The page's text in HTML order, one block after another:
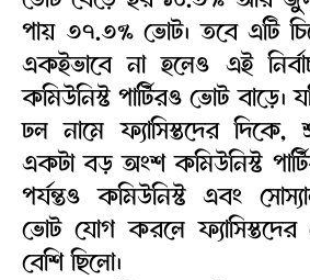
পায় ৩৭.৩% ভোট। তবে এটি
একইভাবে না হলেও এই
কমিউনিস্ট পার্টিরও ভোট বাড়ে।
ঢল নামে ফ্যাসিস্তদের দিকে,
একটা বড় অংশ কমিউনিস্ট
পর্যন্তও কমিউনিস্ট এবং
ভোট যোগ করলে
বেশি ছিলো।